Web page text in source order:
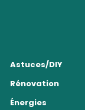
Astuces/DIY
Rénovation
Énergies